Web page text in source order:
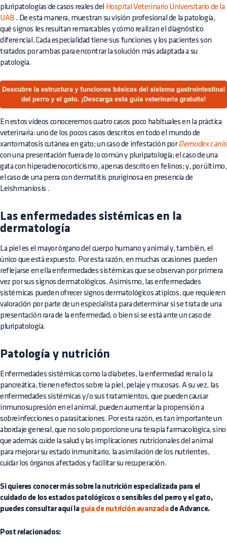
pluripatologías de casos reales del
Hospital Veterinario Universitario de la
UAB . De esta manera, muestran su visión profesional de la patología,
qué signos les resultan remarcables y cómo realizan el diagnóstico
diferencial. Cada especialidad tiene sus funciones y los pacientes son
tratados por ambas para encontrar la solución más adaptada a su
patología.
En estos vídeos conoceremos cuatro casos poco habituales en la práctica
veterinaria: uno de los pocos casos descritos en todo el mundo de
xantomatosis cutánea en gato; un caso de infestación porDemodex canis
con una presentación fuera de lo común y pluripatología; el caso de una
gata con hiperadrenocorticismo, apenas descrito en felinos; y, por último,
el caso de una perra con dermatitis pruriginosa en presencia de
Leishmaniosis .
Las enfermedades sistémicas en la
dermatología
La piel es el mayor órgano del cuerpo humano y animal y, también, el
único que está expuesto. Por esta razón, en muchas ocasiones pueden
reflejarse en ella enfermedades sistémicas que se observan por primera
vez por sus signos dermatológicos. Asimismo, las enfermedades
sistémicas pueden ofrecer signos dermatológicos atípicos, que requieren
valoración por parte de un especialista para determinar si se trata de una
presentación rara de la enfermedad, o bien si se está ante un caso de
pluripatología.
Patología y nutrición
Enfermedades sistémicas como la diabetes, la enfermedad renal o la
pancreática, tienen efectos sobre la piel, pelaje y mucosas. A su vez, las
enfermedades sistémicas y/o sus tratamientos, que pueden causar
inmunosupresión en el animal, pueden aumentar la propensión a
sobreinfecciones o parasitaciones. Por esta razón, es tan importante un
abordaje general, que no solo proporcione una terapia farmacológica, sino
que además cuide la salud y las implicaciones nutricionales del animal
para mejorar su estado inmunitario, la asimilación de los nutrientes,
cuidar los órganos afectados y facilitar su recuperación.
Si quieres conocer más sobre la nutrición especializada para el
cuidado de los estados patológicos o sensibles del perro y el gato,
puedes consultar aquí laguía de nutrición avanzadade Advance.
Post relacionados: